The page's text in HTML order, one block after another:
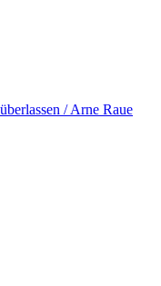
/ Arne Raue